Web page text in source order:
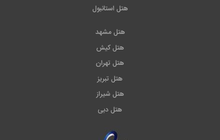
هتل استانبول
هتل مشهد
هتل کیش
هتل تهران
هتل تبریز
هتل شیراز
هتل دبی